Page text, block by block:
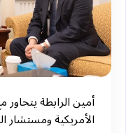
أمين الرابطة
الأمريكية ومستشار